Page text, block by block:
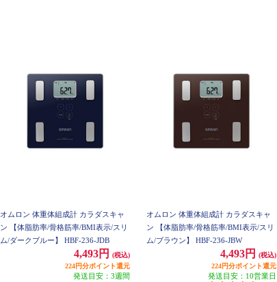
オムロン 体重体組成計 カラダスキャ
ン 【体脂肪率/骨格筋率/BMI表示/スリ
ム/ダークブルー】 HBF-236-JDB
4,493円
(税込)
224円分ポイント還元
発送目安：3週間
オムロン 体重体組成計 カラダスキャ
ン 【体脂肪率/骨格筋率/BMI表示/スリ
ム/ブラウン】 HBF-236-JBW
4,493円
(税込)
224円分ポイント還元
発送目安：10営業日